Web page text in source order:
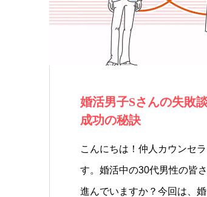
婚活男子Sさんの失敗
成功の秘訣
こんにちは！仲人カウンセ
す。婚活中の30代男性の皆
進んでいますか？今回は、